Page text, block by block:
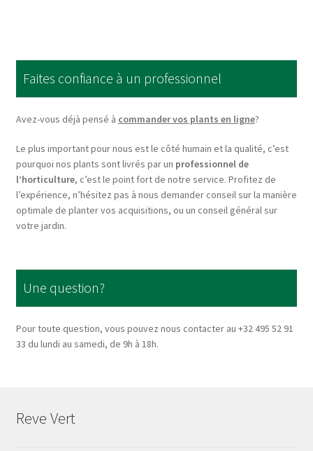
options
may
be
chosen
the
product
page
Faites confiance à un professionnel
Avez-vous déjà pensé à commander vos plants en ligne?
Le plus important pour nous est le côté humain et la qualité, c’est
pourquoi nos plants sont livrés par un professionnel de
l’horticulture, c’est le point fort de notre service. Profitez de
l’expérience, n’hésitez pas à nous demander conseil sur la manière
optimale de planter vos acquisitions, ou un conseil général sur
votre jardin.
Une question?
Pour toute question, vous pouvez nous contacter au +32 495 52 91
33 du lundi au samedi, de 9h à 18h.
Reve Vert